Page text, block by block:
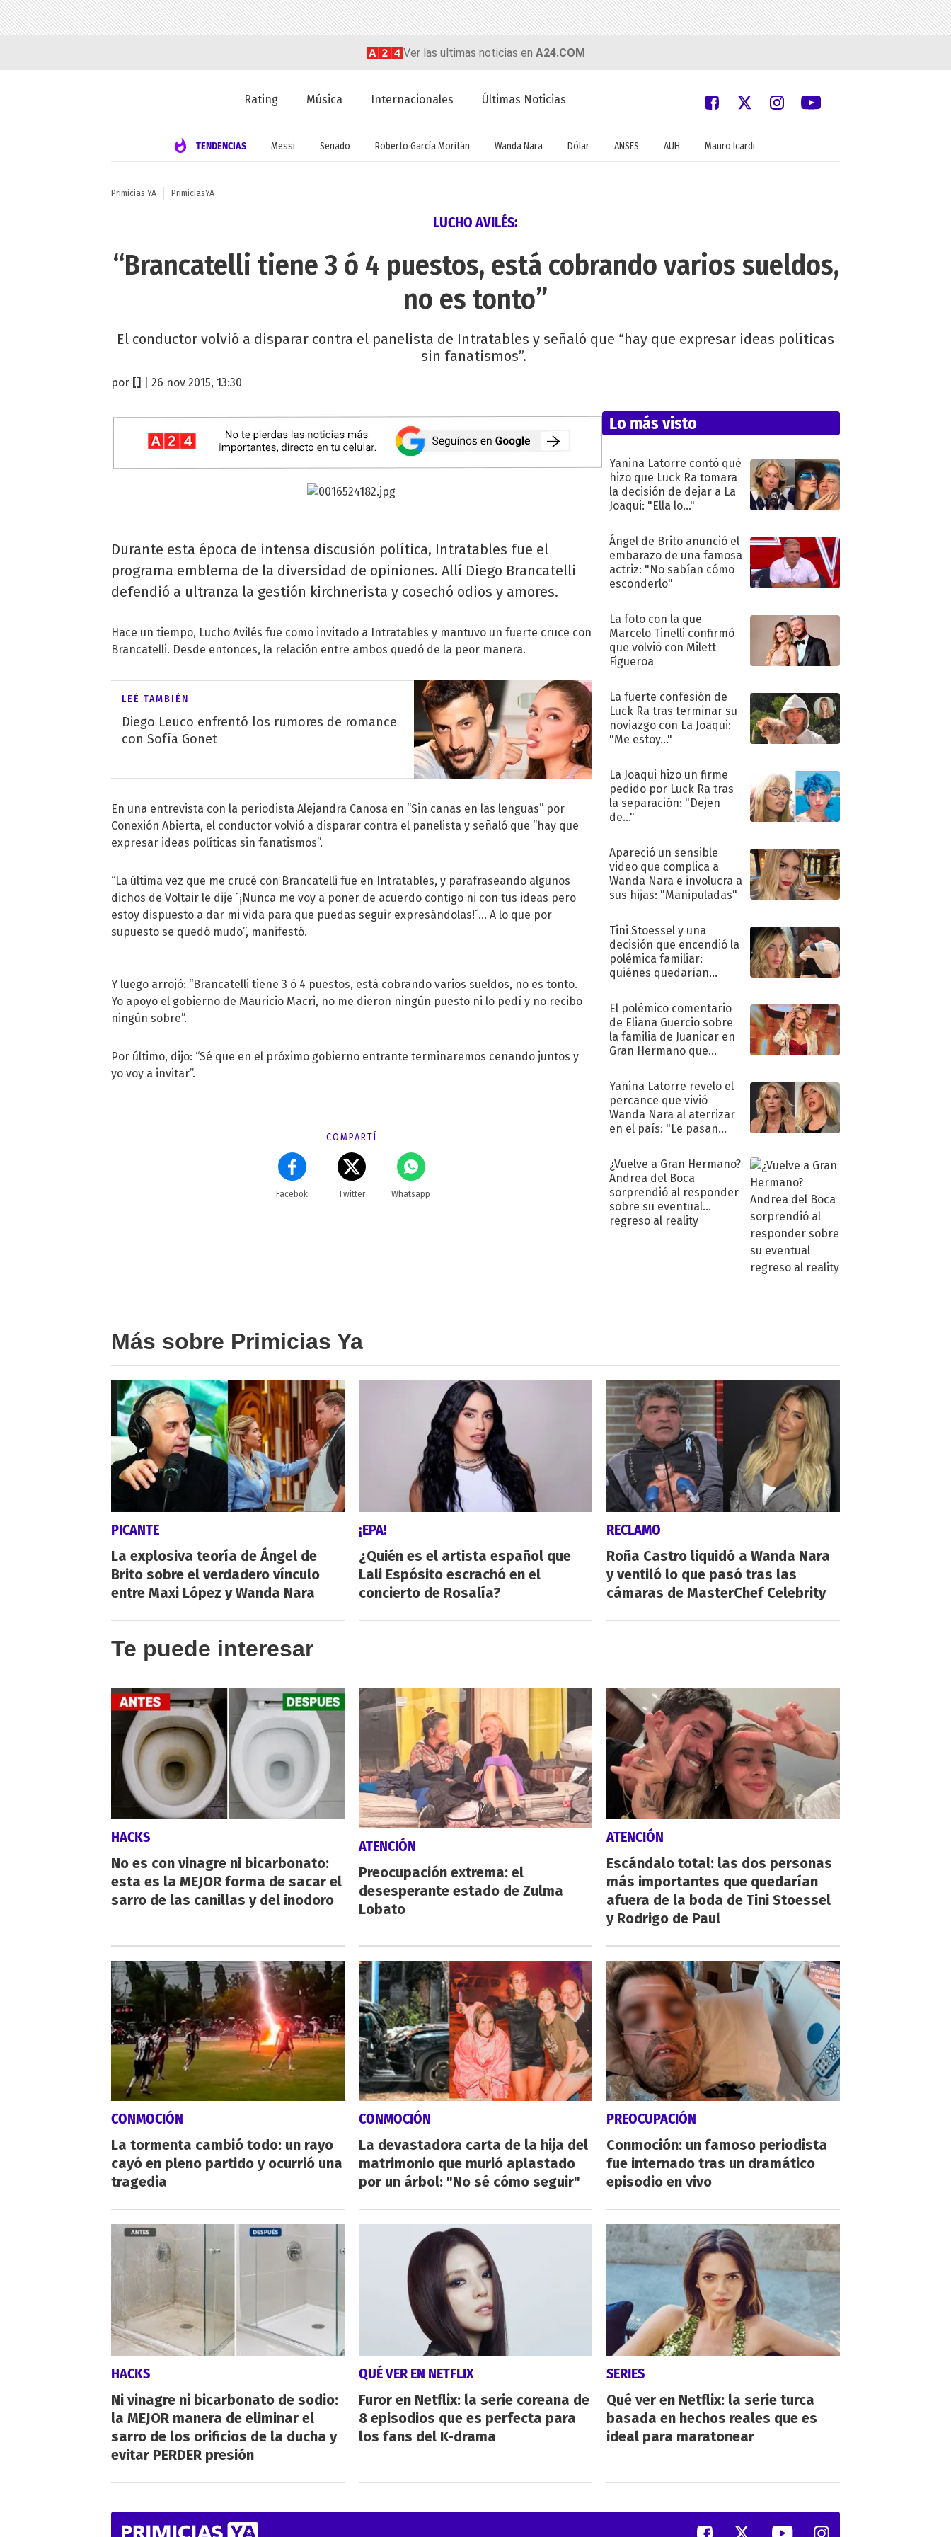
Ver las ultimas noticias en A24.COM
Rating Música Internacionales Últimas Noticias
TENDENCIAS Messi Senado Roberto García Moritán Wanda Nara Dólar ANSES AUH Mauro Icardi
Primicias YA PrimiciasYA
LUCHO AVILÉS:
“Brancatelli tiene 3 ó 4 puestos, está cobrando varios sueldos,
no es tonto”
El conductor volvió a disparar contra el panelista de Intratables y señaló que “hay que expresar ideas políticas
sin fanatismos”.
por | 26 nov 2015, 13:30
Durante esta época de intensa discusión política, Intratables fue el
programa emblema de la diversidad de opiniones. Allí Diego Brancatelli
defendió a ultranza la gestión kirchnerista y cosechó odios y amores.
Hace un tiempo, Lucho Avilés fue como invitado a Intratables y mantuvo un fuerte cruce con
Brancatelli. Desde entonces, la relación entre ambos quedó de la peor manera.
LEÉ TAMBIÉN
Diego Leuco enfrentó los rumores de romance
con Sofía Gonet
En una entrevista con la periodista Alejandra Canosa en “Sin canas en las lenguas” por
Conexión Abierta, el conductor volvió a disparar contra el panelista y señaló que “hay que
expresar ideas políticas sin fanatismos”.
“La última vez que me crucé con Brancatelli fue en Intratables, y parafraseando algunos
dichos de Voltair le dije ´¡Nunca me voy a poner de acuerdo contigo ni con tus ideas pero
estoy dispuesto a dar mi vida para que puedas seguir expresándolas!´... A lo que por
supuesto se quedó mudo”, manifestó.
Y luego arrojó: “Brancatelli tiene 3 ó 4 puestos, está cobrando varios sueldos, no es tonto.
Yo apoyo el gobierno de Mauricio Macri, no me dieron ningún puesto ni lo pedí y no recibo
ningún sobre”.
Por último, dijo: “Sé que en el próximo gobierno entrante terminaremos cenando juntos y
yo voy a invitar”.
COMPARTÍ
Facebok Twitter Whatsapp
Lo más visto
Yanina Latorre contó qué
hizo que Luck Ra tomara
la decisión de dejar a La
Joaqui: "Ella lo..."
Ángel de Brito anunció el
embarazo de una famosa
actriz: "No sabían cómo
esconderlo"
La foto con la que
Marcelo Tinelli confirmó
que volvió con Milett
Figueroa
La fuerte confesión de
Luck Ra tras terminar su
noviazgo con La Joaqui:
"Me estoy..."
La Joaqui hizo un firme
pedido por Luck Ra tras
la separación: "Dejen
de..."
Apareció un sensible
video que complica a
Wanda Nara e involucra a
sus hijas: "Manipuladas"
Tini Stoessel y una
decisión que encendió la
polémica familiar:
quiénes quedarían
El polémico comentario
de Eliana Guercio sobre
la familia de Juanicar en
Gran Hermano que
Yanina Latorre revelo el
percance que vivió
Wanda Nara al aterrizar
en el país: "Le pasan
¿Vuelve a Gran Hermano?
Andrea del Boca
sorprendió al responder
sobre su eventual
regreso al reality
Más sobre Primicias Ya
PICANTE
La explosiva teoría de Ángel de
Brito sobre el verdadero vínculo
entre Maxi López y Wanda Nara
¡EPA!
¿Quién es el artista español que
Lali Espósito escrachó en el
concierto de Rosalía?
RECLAMO
Roña Castro liquidó a Wanda Nara
y ventiló lo que pasó tras las
cámaras de MasterChef Celebrity
Te puede interesar
HACKS
No es con vinagre ni bicarbonato:
esta es la MEJOR forma de sacar el
sarro de las canillas y del inodoro
ATENCIÓN
Preocupación extrema: el
desesperante estado de Zulma
Lobato
ATENCIÓN
Escándalo total: las dos personas
más importantes que quedarían
afuera de la boda de Tini Stoessel
y Rodrigo de Paul
CONMOCIÓN
La tormenta cambió todo: un rayo
cayó en pleno partido y ocurrió una
tragedia
CONMOCIÓN
La devastadora carta de la hija del
matrimonio que murió aplastado
por un árbol: "No sé cómo seguir"
PREOCUPACIÓN
Conmoción: un famoso periodista
fue internado tras un dramático
episodio en vivo
HACKS
Ni vinagre ni bicarbonato de sodio:
la MEJOR manera de eliminar el
sarro de los orificios de la ducha y
evitar PERDER presión
QUÉ VER EN NETFLIX
Furor en Netflix: la serie coreana de
8 episodios que es perfecta para
los fans del K-drama
SERIES
Qué ver en Netflix: la serie turca
basada en hechos reales que es
ideal para maratonear